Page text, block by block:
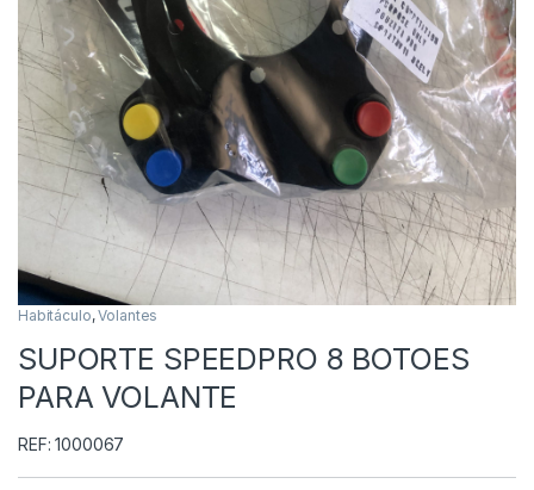
Habitáculo,Volantes
SUPORTE SPEEDPRO 8 BOTOES
PARA VOLANTE
REF: 1000067